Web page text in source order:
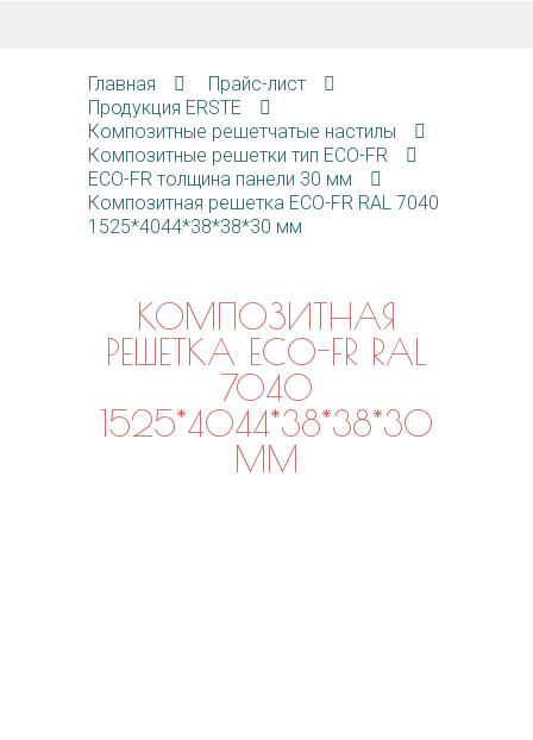
Главная
Прайс-лист
Продукция ERSTE
Композитные решетчатые настилы
Композитные решетки тип ECO-FR
ECO-FR толщина панели 30 мм
Композитная решетка ECO-FR RAL 7040
1525*4044*38*38*30 мм
КОМПОЗИТНАЯ
РЕШЕТКА ECO-FR RAL
7040
1525*4044*38*38*30
ММ